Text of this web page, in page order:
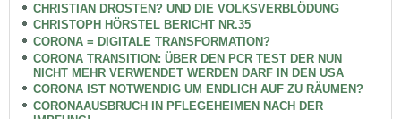
CHRISTIAN DROSTEN? UND DIE VOLKSVERBLÖDUNG
CHRISTOPH HÖRSTEL BERICHT NR.35
CORONA = DIGITALE TRANSFORMATION?
CORONA TRANSITION: ÜBER DEN PCR TEST DER NUN
NICHT MEHR VERWENDET WERDEN DARF IN DEN USA
CORONA IST NOTWENDIG UM ENDLICH AUF ZU RÄUMEN?
CORONAAUSBRUCH IN PFLEGEHEIMEN NACH DER